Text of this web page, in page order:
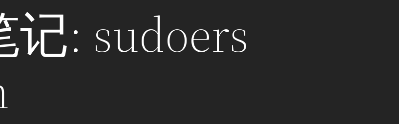
: sudoers